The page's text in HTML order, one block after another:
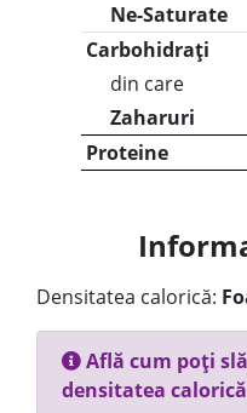
Ne-Saturate
Carbohidrați
din care
Zaharuri
Proteine
Densitatea calorică:
Află cum poți
densitatea